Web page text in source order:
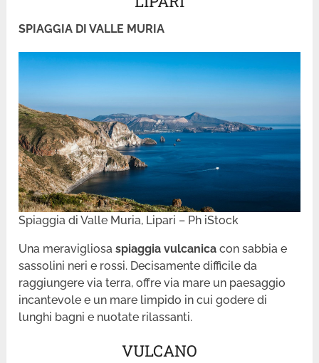
SPIAGGIA DI VALLE MURIA
Spiaggia di Valle Muria, Lipari – Ph iStock
Una meravigliosaspiaggia vulcanica con sabbia e
sassolini neri e rossi. Decisamente difficile da
raggiungere via terra, offre via mare un paesaggio
incantevole e un mare limpido in cui godere di
lunghi bagni e nuotate rilassanti.
VULCANO